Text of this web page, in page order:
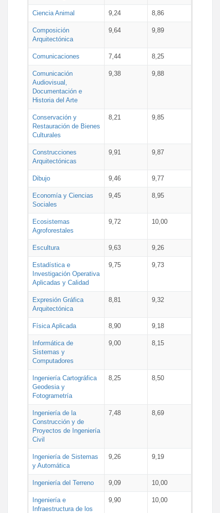
Ciencia Animal 9,24 8,86
Composición
Arquitectónica
9,64 9,89
Comunicaciones 7,44 8,25
Comunicación
Audiovisual,
Documentación e
Historia del Arte
9,38 9,88
Conservación y
Restauración de Bienes
Culturales
8,21 9,85
Construcciones
Arquitectónicas
9,91 9,87
Dibujo 9,46 9,77
Economía y Ciencias
Sociales
9,45 8,95
Ecosistemas
Agroforestales
9,72 10,00
Escultura 9,63 9,26
Estadística e
Investigación Operativa
Aplicadas y Calidad
9,75 9,73
Expresión Gráfica
Arquitectónica
8,81 9,32
Física Aplicada 8,90 9,18
Informática de
Sistemas y
Computadores
9,00 8,15
Ingeniería Cartográfica
Geodesia y
Fotogrametría
8,25 8,50
Ingeniería de la
Construcción y de
Proyectos de Ingeniería
Civil
7,48 8,69
Ingeniería de Sistemas
y Automática
9,26 9,19
Ingeniería del Terreno 9,09 10,00
Ingeniería e
Infraestructura de los
9,90 10,00